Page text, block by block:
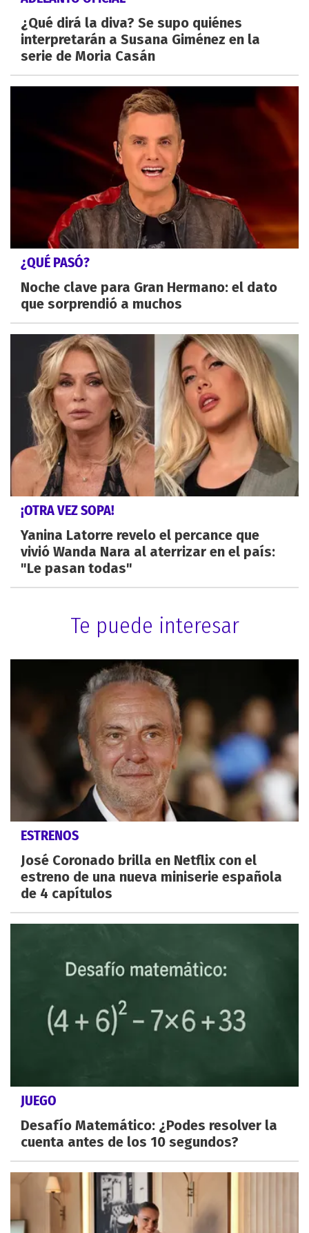
¿Qué dirá la diva? Se supo quiénes
interpretarán a Susana Giménez en la
serie de Moria Casán
¿QUÉ PASÓ?
Noche clave para Gran Hermano: el dato
que sorprendió a muchos
¡OTRA VEZ SOPA!
Yanina Latorre revelo el percance que
vivió Wanda Nara al aterrizar en el país:
"Le pasan todas"
Te puede interesar
ESTRENOS
José Coronado brilla en Netflix con el
estreno de una nueva miniserie española
de 4 capítulos
JUEGO
Desafío Matemático: ¿Podes resolver la
cuenta antes de los 10 segundos?